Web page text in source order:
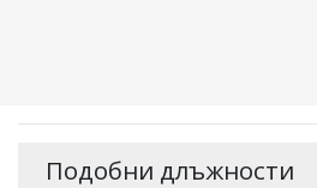
Подобни длъжности